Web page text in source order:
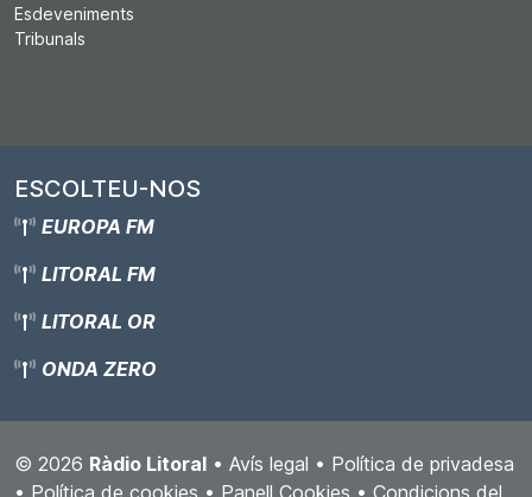
Esdeveniments
Tribunals
ESCOLTEU-NOS
EUROPA FM
LITORAL FM
LITORAL OR
ONDA ZERO
© 2026 Ràdio Litoral • Avís legal • Política de privadesa
• Política de cookies • Panell Cookies • Condicions del